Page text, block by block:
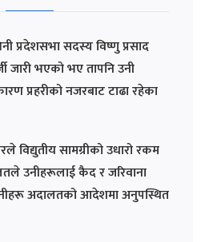
प्रदेशसभा सदस्य विष्णु प्रसाद
जारी भएको भए तापनि उनी
प्रहरीको नजरबाट टाढा रहेका
विद्युतीय सामग्रीको उधारो रकम
उनीहरूलाई कैद र जरिवाना
अदालतको आदेशमा अनुपस्थित